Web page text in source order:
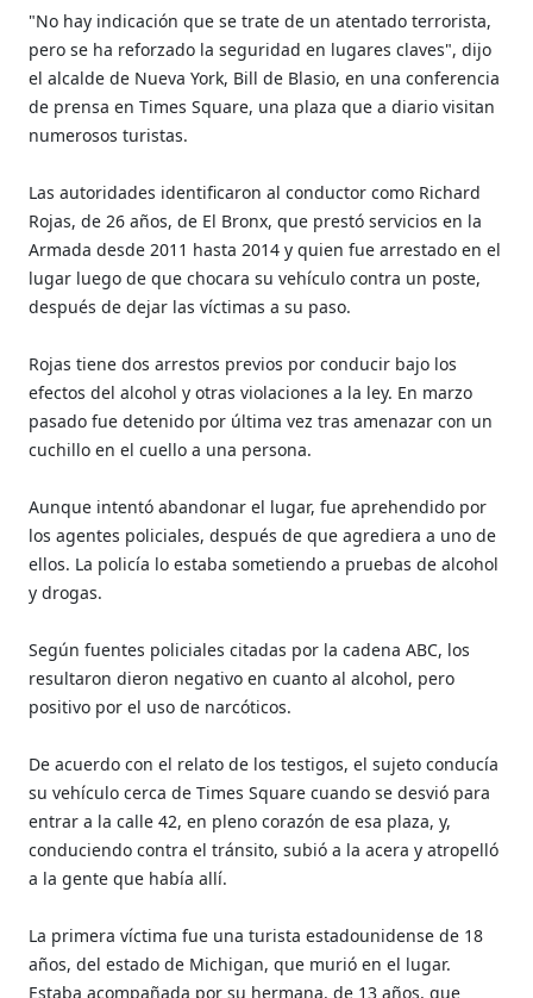
"No hay indicación que se trate de un atentado terrorista,
pero se ha reforzado la seguridad en lugares claves", dijo
el alcalde de Nueva York, Bill de Blasio, en una conferencia
de prensa en Times Square, una plaza que a diario visitan
numerosos turistas.
Las autoridades identificaron al conductor como Richard
Rojas, de 26 años, de El Bronx, que prestó servicios en la
Armada desde 2011 hasta 2014 y quien fue arrestado en el
lugar luego de que chocara su vehículo contra un poste,
después de dejar las víctimas a su paso.
Rojas tiene dos arrestos previos por conducir bajo los
efectos del alcohol y otras violaciones a la ley. En marzo
pasado fue detenido por última vez tras amenazar con un
cuchillo en el cuello a una persona.
Aunque intentó abandonar el lugar, fue aprehendido por
los agentes policiales, después de que agrediera a uno de
ellos. La policía lo estaba sometiendo a pruebas de alcohol
y drogas.
Según fuentes policiales citadas por la cadena ABC, los
resultaron dieron negativo en cuanto al alcohol, pero
positivo por el uso de narcóticos.
De acuerdo con el relato de los testigos, el sujeto conducía
su vehículo cerca de Times Square cuando se desvió para
entrar a la calle 42, en pleno corazón de esa plaza, y,
conduciendo contra el tránsito, subió a la acera y atropelló
a la gente que había allí.
La primera víctima fue una turista estadounidense de 18
años, del estado de Michigan, que murió en el lugar.
Estaba acompañada por su hermana, de 13 años, que